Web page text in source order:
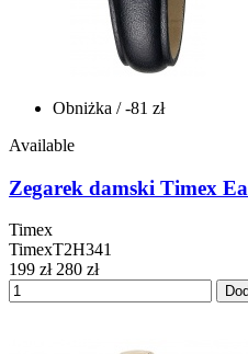
Obniżka / -81 zł
Available
Zegarek damski Timex
Timex
TimexT2H341
199 zł 280 zł